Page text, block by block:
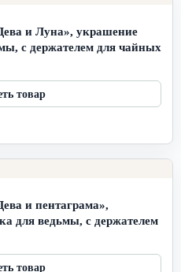
и Луна», украшение
с держателем для чайных
и пентаграма»,
для ведьмы, с держателем